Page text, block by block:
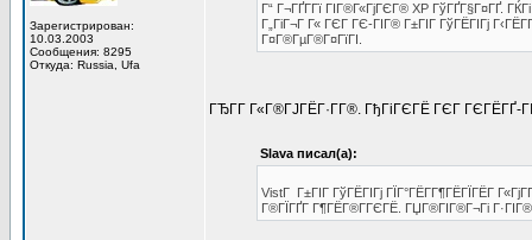
Зарегистрирован:
10.03.2003
Сообщения: 8295
Откуда: Russia, Ufa
Г“ Г¬ГҐГ­Гї ГІГ®Г«ГјГЄГ® XP ГўГҐГ§Г¤ГҐ.
Г„ГіГ¬Г Г« ГЄГ ГЄ-ГІГ® Г±ГІГ ГўГЁГІГј
Г¤Г®ГµГ®Г¤ГїГІ.
ГЂГ­Г Г«Г®ГЈГЁГ·Г­Г®. ГђГіГЄГЁ ГЄГ ГЄГЁГҐ-
Slava писал(а):
VistГ Г±ГІГ ГўГЁГІГј ГЇГ°ГЁГ­Г¶ГЁГЇГЁГ
Г®ГЇГҐГ Г¶ГЁГ®Г­ГЄГЁ. ГЏГ®ГІГ®Г¬Гі